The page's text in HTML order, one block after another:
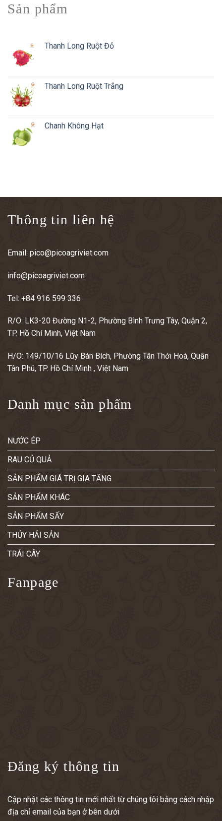
Sản phẩm
Thanh Long Ruột Đỏ
Thanh Long Ruột Trắng
Chanh Không Hạt
Thông tin liên hệ
Email: pico@picoagriviet.com
info@picoagriviet.com
Tel: +84 916 599 336
R/O: LK3-20 Đường N1-2, Phường Bình Trưng Tây, Quận 2,
TP. Hồ Chí Minh, Việt Nam
H/O: 149/10/16 Lũy Bán Bích, Phường Tân Thới Hoà, Quận
Tân Phú, TP. Hồ Chí Minh , Việt Nam
Danh mục sản phẩm
NƯỚC ÉP
RAU CỦ QUẢ
SẢN PHẨM GIÁ TRỊ GIA TĂNG
SẢN PHẨM KHÁC
SẢN PHẨM SẤY
THỦY HẢI SẢN
TRÁI CÂY
Fanpage
Đăng ký thông tin
Cập nhật các thông tin mới nhất từ chúng tôi bằng cách nhập
địa chỉ email của bạn ở bên dưới